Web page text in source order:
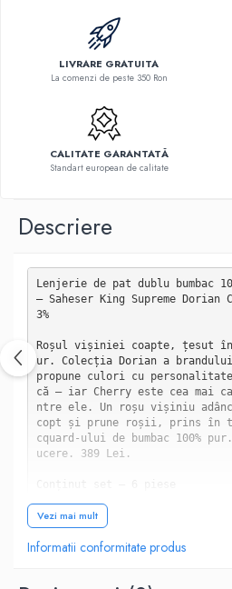
LIVRARE GRATUITA
La comenzi de peste 350 Ron
CALITATE GARANTATĂ
Standart european de calitate
Descriere
Lenjerie de pat dublu bumbac
— Saheser King Supreme
3%
Roșul vișiniei coapte, țesut în
ur. Colecția Dorian a brandului
propune culori cu
că — iar Cherry este cea mai
ntre ele. Un roșu vișiniu
copt și prune roșii, prins în
cquard-ului de bumbac 100%
ucere. 389 Lei.
• Cearșaf de pat: 240 x 260 cm
• 2 fețe de pernă Oxford (cu
• 2 fețe de pernă simple (fără
Vezi mai mult
Informatii conformitate produs